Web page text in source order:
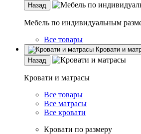
Назад
Мебель по индивидуальным
Все товары
Кровати и
Назад
Кровати и матрасы
Все товары
Все матрасы
Все кровати
Кровати по размеру